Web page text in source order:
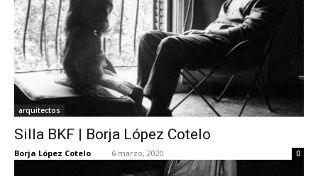
arquitectos
Silla BKF | Borja López Cotelo
Borja López Cotelo - 6 marzo, 2020 0